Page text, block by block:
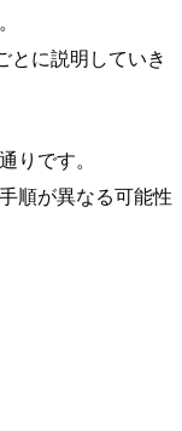
とに説明していき
りです。
順が異なる可能性